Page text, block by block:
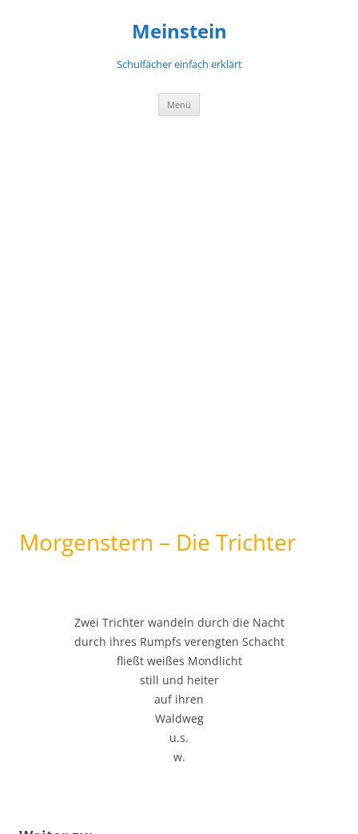
Meinstein
Schulfächer einfach erklärt
Menü
Morgenstern – Die Trichter
Zwei Trichter wandeln durch die Nacht
durch ihres Rumpfs verengten Schacht
fließt weißes Mondlicht
still und heiter
auf ihren
Waldweg
u.s.
w.